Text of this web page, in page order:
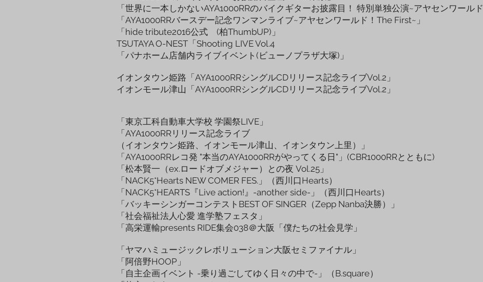
「世界に一本しかないAYA1000RRのバイクギターお披露目！ 特別単独公演~アヤセンワールド
「AYA1000RRバースデー記念ワンマンライブ~アヤセンワールド！The First~」
「hide tribute2016公式 (柏ThumbUP)」
TSUTAYA O-NEST「Shooting LIVE Vol.4
「パナホーム店舗内ライブイベント(ビューノプラザ大塚)」
イオンタウン姫路「AYA1000RRシングルCDリリース記念ライブVol.2」
イオンモール津山「AYA1000RRシングルCDリリース記念ライブVol.2」
「東京工科自動車大学校 学園祭LIVE」
「AYA1000RRリリース記念ライブ
（イオンタウン姫路、イオンモール津山、イオンタウン上里）」
「AYA1000RRレコ発 "本当のAYA1000RRがやってくる日"」(CBR1000RRとともに)
「松本賢一（ex.ロードオブメジャー）との夜 Vol.25」
「NACK5*Hearts NEW COMER FES.」（西川口Hearts）
「NACK5*HEARTS『Live action!』-another side-」（西川口Hearts）
「バッキーシンガーコンテストBEST OF SINGER（Zepp Nanba決勝）」
「社会福祉法人心愛 進学塾フェスタ」
「高栄運輸presents RIDE集会038＠大阪「僕たちの社会見学」
「ヤマハミュージックレボリューション大阪セミファイナル」
「阿倍野HOOP」
「自主企画イベント -乗り過ごしてゆく日々の中で-」（B.square）